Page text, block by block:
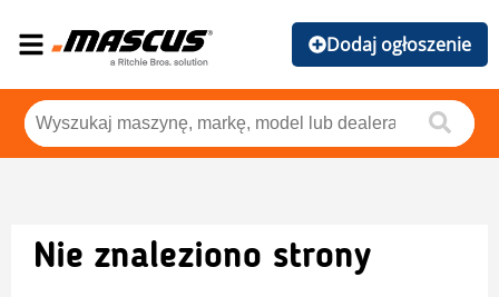
Dodaj ogłoszenie
Nie znaleziono strony